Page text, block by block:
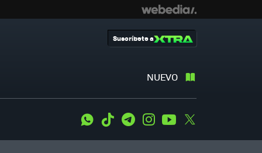
NUEVO
Suscríbete a
WhatsApp
Tiktok TelegramInstagramYoutube